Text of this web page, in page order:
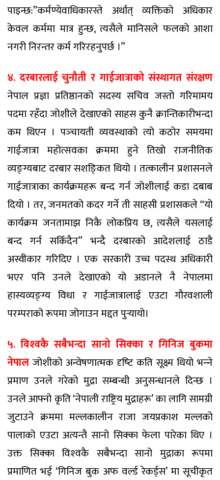
पाइन्छ:”कर्मण्येवाधिकारस्ते अर्थात् व्यक्तिको अधिकार
केवल कर्ममा मात्र हुन्छ, त्यसैले मानिसले फलको आशा
नगरी निरन्तर कर्म गरिरहनुपर्छ ।”
४. दरबारलाई चुनौती र गाईजात्राको संस्थागत संरक्षण
नेपाल प्रज्ञा प्रतिष्ठानको सदस्य सचिव जस्तो गरिमामय
पदमा रहँदा जोशीले देखाएको साहस कुनै क्रान्तिकारीभन्दा
कम थिएन । पञ्‍चायती व्यवस्थाको त्यो कठोर समयमा
गाईजात्रा महोत्सवका क्रममा हुने तिखो राजनीतिक
व्यङ्ग्यबाट दरबार सशङ्‍कित थियो । तत्कालीन प्रशासनले
गाईजात्राका कार्यक्रमहरू बन्द गर्न जोशीलाई कडा दबाब
दियो । तर, जनमतको कदर गर्ने ती साहसी प्रशासकले “यो
कार्यक्रम जनतामाझ निकै लोकप्रिय छ, त्यसैले यसलाई
बन्द गर्न सकिँदैन” भन्दै दरबारको आदेशलाई ठाडै
अस्वीकार गरिदिए । एक सरकारी उच्च पदस्थ अधिकारी
भएर पनि उनले देखाएको यो अडानले नै नेपालमा
हास्यव्यङ्ग्य विधा र गाईजात्रालाई एउटा गौरवशाली
परम्पराको रूपमा जोगाउन मद्दत पुर्‍यायो।
५. विश्‍वकै सबैभन्दा सानो सिक्‍का र गिनिज बुकमा
नेपाल जोशीको अन्वेषणात्मक दृष्‍टि कति सूक्ष्म थियो भन्‍ने
प्रमाण उनले गरेको मुद्रा सम्बन्धी अनुसन्धानले दिन्छ ।
उनले आफ्नो कृति ‘नेपाली राष्ट्रिय मुद्राहरू’ का लागि सामग्री
जुटाउने क्रममा मल्लकालीन राजा जयप्रकाश मल्लको
पालाको एउटा अत्यन्तै सानो सिक्का फेला पारेका थिए ।
उक्त सिक्का विश्‍वकै सबैभन्दा सानो मुद्राका रूपमा
प्रमाणित भई ‘गिनिज बुक अफ वर्ल्ड रेकर्ड्स’ मा सूचीकृत